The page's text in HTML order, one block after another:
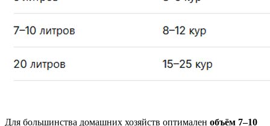
Для большинства домашних хозяйств оптимален объём 7–10